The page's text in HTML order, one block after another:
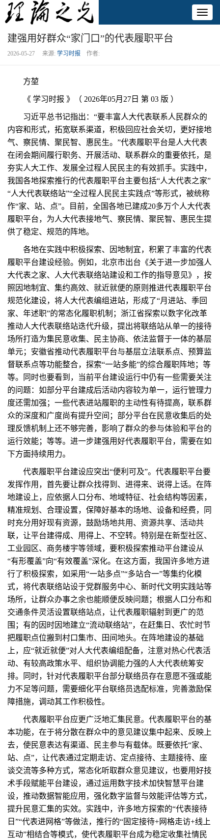
建强用好群众“家门口”的代表履职平台
2026-05-27 来源: 学习时报 作者:
方堃
《 学习时报 》（ 2026年05月27日 第 03 版 ）
习近平总书记指出：“要丰富人大代表联系人民群众的
内容和形式，拓宽联系渠道，积极回应社会关切，更好接地
气、察民情、聚民智、惠民生。”代表履职平台是人大代表
在闭会期间履行职务、开展活动、联系群众的重要依托，是
夯实人大工作、发展全过程人民民主的有效抓手。实践中，
我国各地探索推行的代表履职平台主要包括“人大代表之家”
“人大代表联络站”“全过程人民民主实践点”等形式，被统称
作“家、站、点”。目前，全国各地已建成20多万个人大代表
履职平台，为人大代表接地气、察民情、聚民智、惠民生提
供了稳定、规范的阵地。
各地在实践中积极探索、因地制宜，积累了丰富的代表
履职平台建设经验。例如，北京市出台《关于进一步加强人
大代表之家、人大代表联络站建设和工作的指导意见》，按
照因地制宜、集约高效、就近就便的原则推进代表履职平台
规范化建设，将人大代表编组进站，形成了“月进站、季回
家、年述职”的常态化履职机制；浙江省探索以数字化改革
推动人大代表联络站迭代升级，提出将联络站从单一的接待
场所打造为集民意收集、民主协商、依法监督于一体的基层
单元；安徽省推动代表履职平台与基层立法联系点、预算监
督联系点等功能整合，探索“一站多能”的综合履职阵地；等
等。同时也要看到，当前平台建设运行中仍有一些需要关注
的问题：如部分平台建成后活动内容较为单一，运行管理力
度还需加强；一些代表进站履职的主动性有待提高，联系群
众的深度和广度尚有提升空间；部分平台在民意收集后的处
理反馈机制上还不够完善，影响了群众的参与体验和平台的
运行效能；等等。进一步建强用好代表履职平台，需要在如
下方面持续用力。
代表履职平台建设应突出“便利可及”。代表履职平台要
发挥作用，首先要让群众找得到、进得来、说得上话。在阵
地建设上，应依据人口分布、地域特征、社会结构等因素，
精准规划、合理设置，保障好基本的场地、设备和经费，同
时充分用好现有资源，鼓励场地共用、资源共享、活动共
联，让平台建得成、用得上、不空转。特别是在新型社区、
工业园区、商务楼宇等领域，要积极探索推动平台建设从
“有形覆盖”向“有效覆盖”深化。在这方面，我国许多地方进
行了积极探索，如采用“一站多点”“多站合一”等集约化模
式，将代表联络站设于党群服务中心、新时代文明实践站等
场所，让群众办事之余也能顺便反映问题；根据人口分布和
交通条件灵活设置联络站点，让代表履职辐射到更广的范
围；有的因时因地建立“流动联络站”，在赶集日、农忙时节
把履职点位搬到村口集市、田间地头。在阵地建设的基础
上，应“就近就便”对人大代表编组配备，注意对热心代表活
动、有较高政策水平、组织协调能力强的人大代表统筹安
排。同时，针对代表履职平台部分联络员存在意愿不强或能
力不足等问题，需要细化平台联络员选配标准，完善激励保
障措施，调动其工作积极性。
代表履职平台应更广泛地汇集民意。代表履职平台的基
本功能，在于将分散在群众中的意见建议集中起来、反映上
去，使民意表达有渠道、民主参与有载体。既要依托“家、
站、点”，让代表通过定期走访、定点接待、主题接待、座
谈交流等多种方式，常态化听取群众意见建议，也要用好技
术手段赋能平台建设，通过运用数字技术加快智慧平台建
设，推动数据智能应用，强化数字监督与效能评估等方式，
提升民意汇集的实效。实践中，许多地方探索的“代表接待
日”“代表进网格”等做法，推行的“固定接待+网格走访+线上
互动”相结合等模式，使代表履职平台成为稳定收集社情民